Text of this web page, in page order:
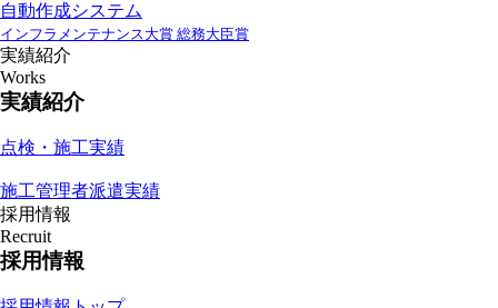
自動作成システム
インフラメンテナンス大賞 総務大臣賞
実績紹介
Works
実績紹介
点検・施工実績
施工管理者派遣実績
採用情報
Recruit
採用情報